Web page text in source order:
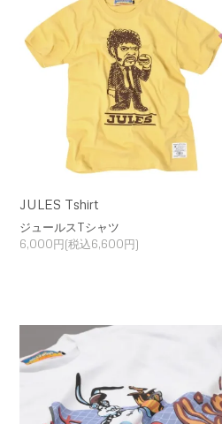
JULES Tshirt
ジュールスTシャツ
6,000円(税込6,600円)